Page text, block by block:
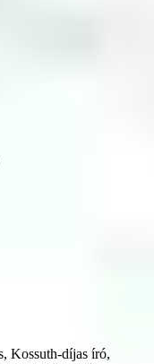
Kossuth-díjas író,